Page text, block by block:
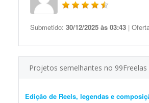
Submetido: 30/12/2025 às 03:43 |
Projetos semelhantes no 99Freelas
Edição de Reels, legendas e